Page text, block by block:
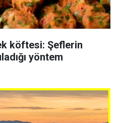
köftesi: Şeflerin
yöntem